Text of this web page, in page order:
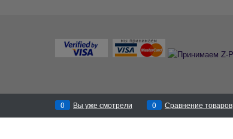
0 Вы уже смотрели 0 Сравнение товаров